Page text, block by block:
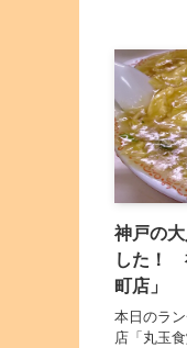
神戸の
した！
町店」
本日のラ
店「丸玉